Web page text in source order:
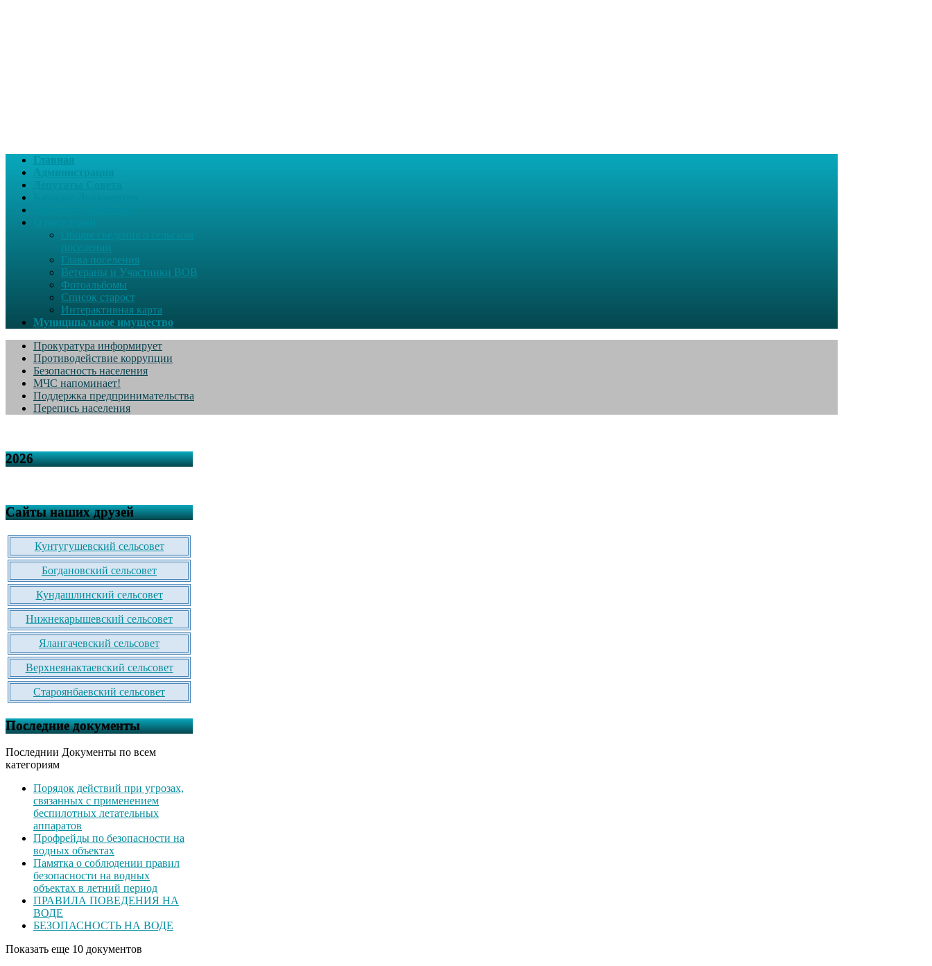
Главная
поселении
Глава поселения
Ветераны и Участники ВОВ
Фотоальбомы
Список старост
Интерактивная карта
Муниципальное имущество
Прокуратура информирует
Противодействие коррупции
Безопасность населения
МЧС напоминает!
Поддержка предпринимательства
Перепись населения
2026
Сайты наших друзей
Кунтугушевский сельсовет
Богдановский сельсовет
Кундашлинский сельсовет
Нижнекарышевский сельсовет
Ялангачевский сельсовет
Верхнеянактаевский сельсовет
Староянбаевский сельсовет
Последние документы
Последнии Документы по всем
категориям
Порядок действий при угрозах,
связанных с применением
беспилотных летательных
аппаратов
Профрейды по безопасности на
водных объектах
Памятка о соблюдении правил
безопасности на водных
объектах в летний период
ПРАВИЛА ПОВЕДЕНИЯ НА
ВОДЕ
БЕЗОПАСНОСТЬ НА ВОДЕ
Показать еще 10 документов